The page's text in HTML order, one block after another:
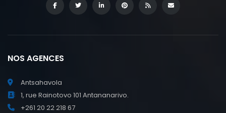
NOS AGENCES
Antsahavola
1, rue Rainotovo 101 Antananarivo.
+261 20 22 218 67